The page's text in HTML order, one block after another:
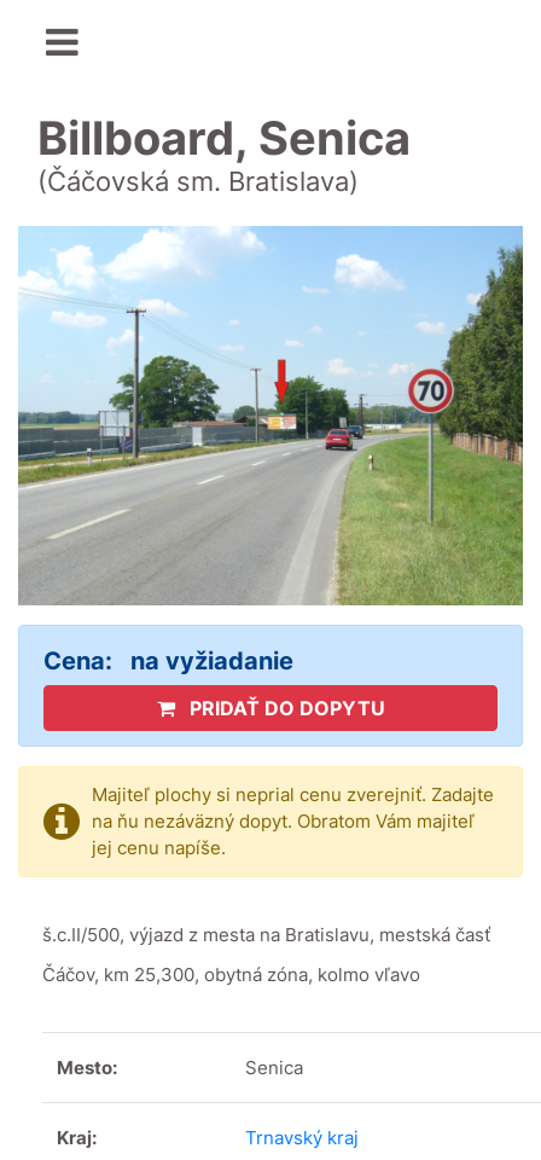
Billboard, Senica
(Čáčovská sm. Bratislava)
Cena: na vyžiadanie
PRIDAŤ DO DOPYTU
Majiteľ plochy si neprial cenu zverejniť. Zadajte
na ňu nezáväzný dopyt. Obratom Vám majiteľ
jej cenu napíše.
š.c.II/500, výjazd z mesta na Bratislavu, mestská časť
Čáčov, km 25,300, obytná zóna, kolmo vľavo
Mesto: Senica
Kraj: Trnavský kraj